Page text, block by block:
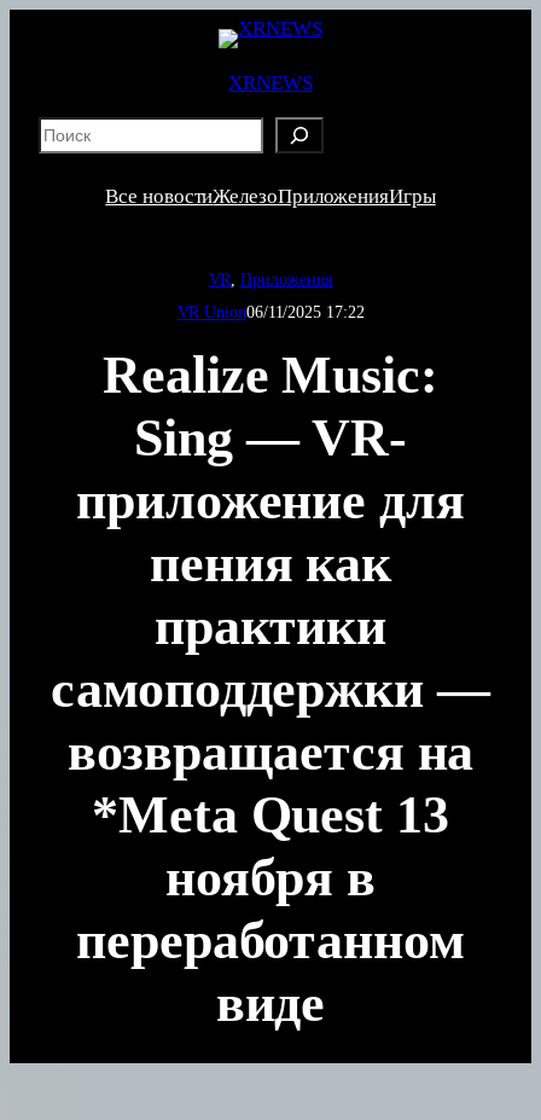
XRNEWS
Все новостиЖелезоПриложенияИгры
VR , Приложения
VR Union06/11/2025 17:22
Realize Music:
Sing — VR-
приложение для
пения как
практики
самоподдержки —
возвращается на
*Meta Quest 13
ноября в
переработанном
виде